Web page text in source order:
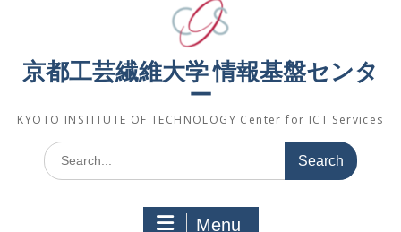
京都工芸繊維大学 情報基盤センタ
ー
KYOTO INSTITUTE OF TECHNOLOGY Center for ICT Services
Search
for:
Menu